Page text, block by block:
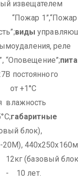
извещателем
“Пожар 1”,“Пожар
виды
реле
“Оповещение”;
постоянного
от +1°С
влажность
габаритные
блок),
(базовый
- 10 лет.